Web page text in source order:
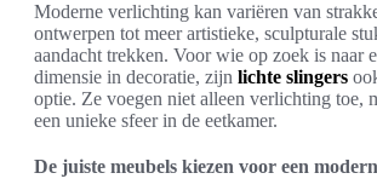
Moderne verlichting kan variëren van
ontwerpen tot meer artistieke, sculpturale
aandacht trekken. Voor wie op zoek is naar
dimensie in decoratie, zijn lichte slingers
optie. Ze voegen niet alleen verlichting toe,
een unieke sfeer in de eetkamer.
De juiste meubels kiezen voor een